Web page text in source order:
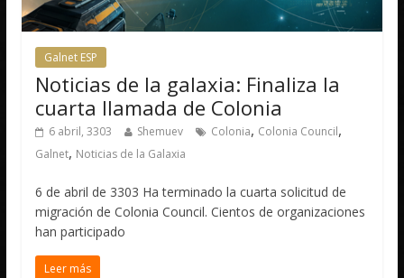
Galnet ESP
Noticias de la galaxia: Finaliza la
cuarta llamada de Colonia
6 abril, 3303 Shemuev Colonia, Colonia Council,
Galnet, Noticias de la Galaxia
6 de abril de 3303 Ha terminado la cuarta solicitud de
migración de Colonia Council. Cientos de organizaciones
han participado
Leer más